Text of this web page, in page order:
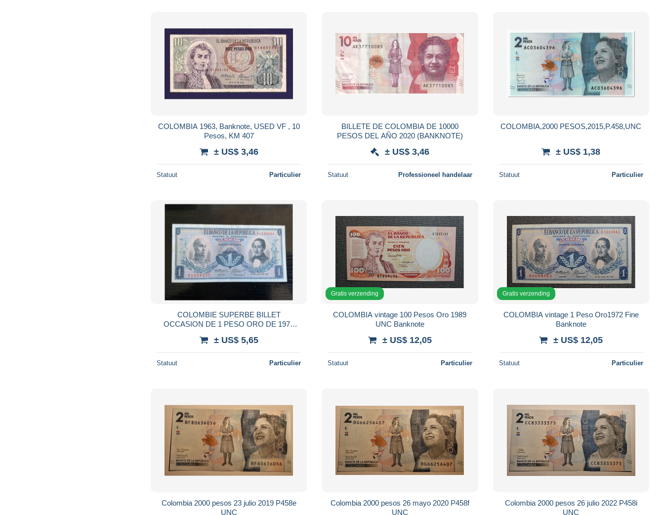
COLOMBIA 1963, Banknote, USED VF , 10
Pesos, KM 407
± US$ 3,46
Statuut Particulier
BILLETE DE COLOMBIA DE 10000
PESOS DEL AÑO 2020 (BANKNOTE)
± US$ 3,46
Statuut Professioneel handelaar
COLOMBIA,2000 PESOS,2015,P.458,UNC
± US$ 1,38
Statuut Particulier
COLOMBIE SUPERBE BILLET
OCCASION DE 1 PESO ORO DE 1972
± US$ 5,65
Statuut Particulier
Gratis verzending
COLOMBIA vintage 100 Pesos Oro 1989
UNC Banknote
± US$ 12,05
Statuut Particulier
Gratis verzending
COLOMBIA vintage 1 Peso Oro1972 Fine
Banknote
± US$ 12,05
Statuut Particulier
Colombia 2000 pesos 23 julio 2019 P458e
UNC
Colombia 2000 pesos 26 mayo 2020 P458f
UNC
Colombia 2000 pesos 26 julio 2022 P458i
UNC